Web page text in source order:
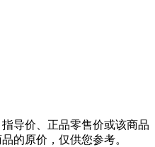
导价、正品零售价或该商品
的原价，仅供您参考。